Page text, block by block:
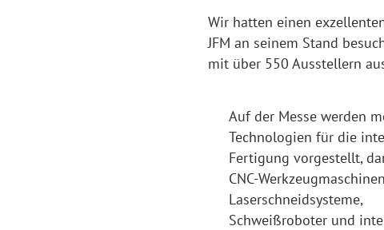
Wir hatten einen
JFM an seinem Stand
mit über 550 Ausstellern
Auf der Messe werden
Technologien für die
Fertigung vorgestellt,
CNC-
Laserschneidsysteme,
Schweißroboter und